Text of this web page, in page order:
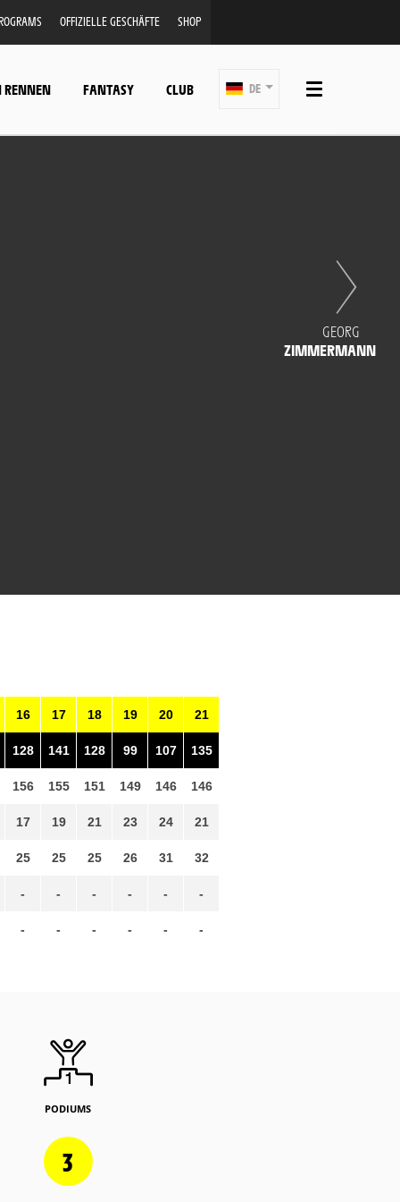
OFFIZIELLE GESCHÄFTE SHOP
RENNEN FANTASY CLUB DE
GEORG
ZIMMERMANN
16
128
156
17
25
-
-
17
141
155
19
25
-
-
18
128
151
21
25
-
-
19
99
149
23
26
-
-
20
107
146
24
31
-
-
21
135
146
21
32
-
-
PODIUMS
3